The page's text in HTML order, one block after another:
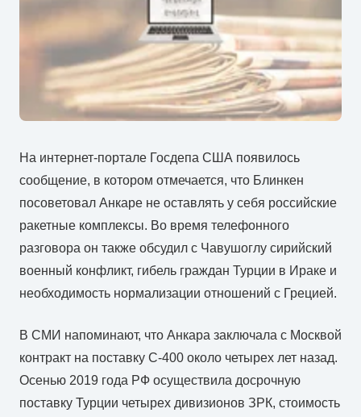
На интернет-портале Госдепа США появилось
сообщение, в котором отмечается, что Блинкен
посоветовал Анкаре не оставлять у себя российские
ракетные комплексы. Во время телефонного
разговора он также обсудил с Чавушоглу сирийский
военный конфликт, гибель граждан Турции в Ираке и
необходимость нормализации отношений с Грецией.
В СМИ напоминают, что Анкара заключала с Москвой
контракт на поставку С-400 около четырех лет назад.
Осенью 2019 года РФ осуществила досрочную
поставку Турции четырех дивизионов ЗРК, стоимость